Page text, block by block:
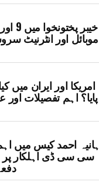
موبائل اور انٹرنیٹ
امریکا اور ایران میں
پایا؟ اہم تفصیلات
ہانیہ احمد کیس میں
سی سی ڈی اہلکار
دفعہ 302